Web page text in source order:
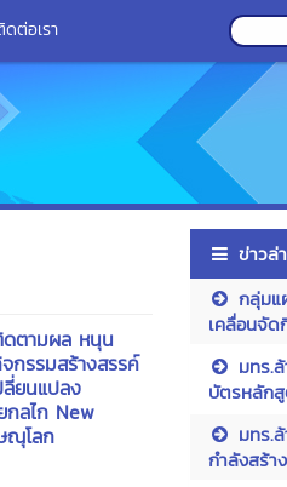
ดต่อเรา
ตามผล หนุน
กรรมสร้างสรรค์
ลี่ยนแปลง
กลไก New
ณุโลก
ข่าวล่
กลุ่มแ
เคลื่อนจั
มทร.
บัตรหลักสู
มทร.
กำลังสร้า